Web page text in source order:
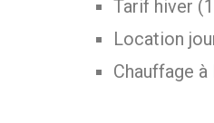
Tarif hiver
Location
Chauffage à